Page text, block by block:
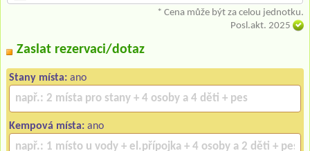
* Cena může být za celou jednotku.
Posl.akt. 2025
Zaslat rezervaci/dotaz
Stany místa: ano
Kempová místa: ano